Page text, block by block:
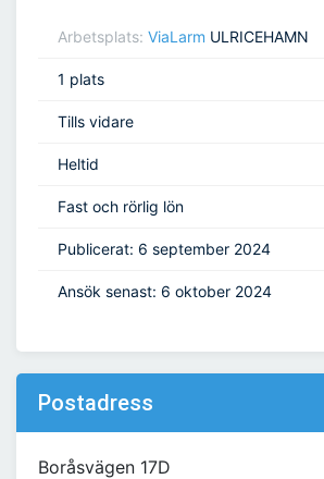
Arbetsplats: ViaLarm ULRICEHAMN
1 plats
Tills vidare
Heltid
Fast och rörlig lön
Publicerat: 6 september 2024
Ansök senast: 6 oktober 2024
Postadress
Boråsvägen 17D